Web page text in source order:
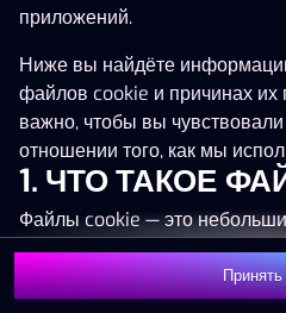
MEGA
MAJOR
MINOR
приложений.
Ниже вы найдёте
файлов cookie и причинах
важно, чтобы вы
отношении того, как мы
1. ЧТО ТАКОЕ
Файлы cookie — это
которые сохраняются на
на компьютере, мобильном
при посещении наших веб-
Принять